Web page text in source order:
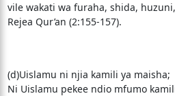
vile wakati wa furaha, shida,
Rejea Qur’an (2:155-157).
(d)Uislamu ni njia kamili ya maisha;
Ni Uislamu pekee ndio mfumo